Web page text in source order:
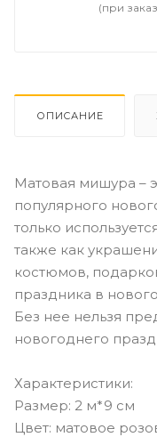
(при
ОПИСАНИЕ
Матовая мишура –
популярного
только
также как
костюмов,
праздника в
Без нее нельзя
новогоднего
Характеристики:
Размер: 2 м*9 см
Цвет: матовое